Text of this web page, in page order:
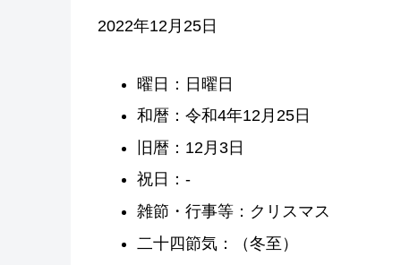
2022年12月25日
曜日：日曜日
和暦：令和4年12月25日
旧暦：12月3日
祝日：-
雑節・行事等：クリスマス
二十四節気：（冬至）